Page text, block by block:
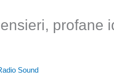
profane
Sound